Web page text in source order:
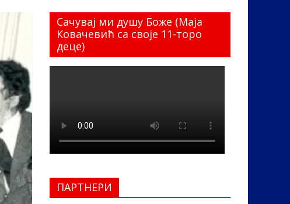
Сачувај ми душу Боже (Маја
Ковачевић са своје 11-торо
деце)
ПАРТНЕРИ